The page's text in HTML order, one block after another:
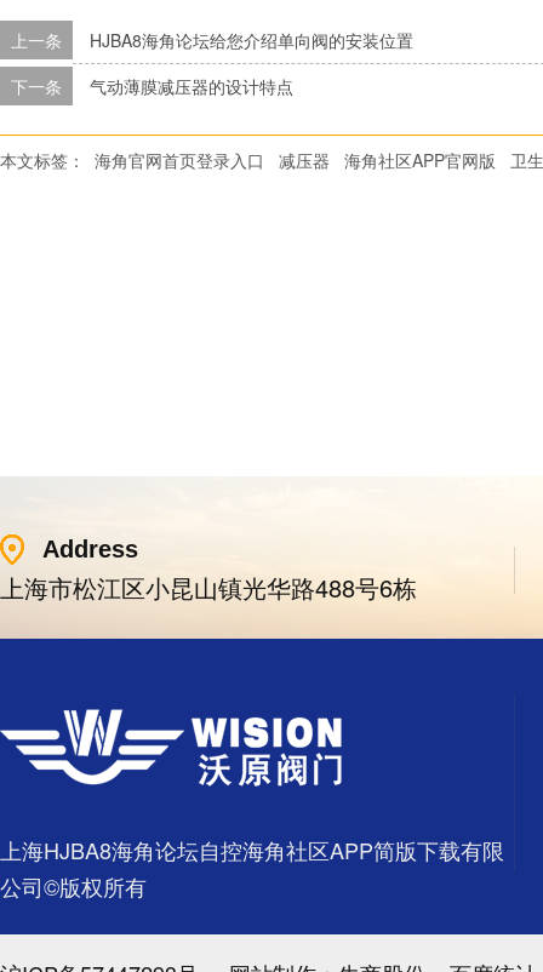
上一条
HJBA8海角论坛给您介绍单向阀的安装位置
下一条
气动薄膜减压器的设计特点
本文标签： 海角官网首页登录入口 减压器 海角社区APP官网版 卫
Address
上海市松江区小昆山镇光华路488号6栋
上海HJBA8海角论坛自控海角社区APP简版下载有限
公司©版权所有